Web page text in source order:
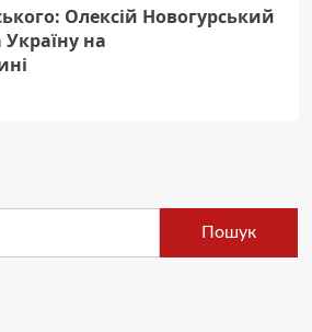
Олексій Новогурський
на
Пошук